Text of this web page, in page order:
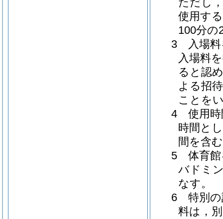
使用す
100分の
3 入場料
入場料
ると認
よる招
ことを
4 使用時
時間と
間を含
5 体育館
バドミ
なす。
6 特別の
料は，